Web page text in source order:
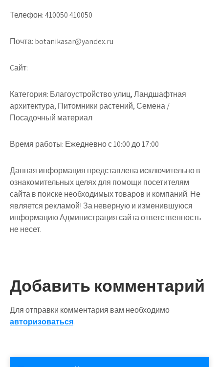
Телефон: 410050 410050
Почта: botanikasar@yandex.ru
Cайт:
Категория: Благоустройство улиц, Ландшафтная
архитектура, Питомники растений, Семена /
Посадочный материал
Время работы: Ежедневно с 10:00 до 17:00
Данная информация представлена исключительно в
ознакомительных целях для помощи посетителям
сайта в поиске необходимых товаров и компаний. Не
является рекламой! За неверную и изменившуюся
информацию Администрация сайта ответственность
не несет.
Добавить комментарий
Для отправки комментария вам необходимо
авторизоваться.